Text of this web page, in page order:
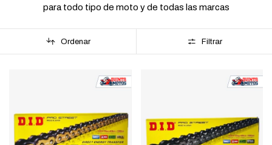
para todo tipo de moto y de todas las marcas
Ordenar Filtrar